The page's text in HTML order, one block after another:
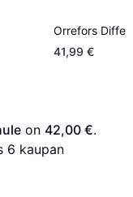
Orrefors
41,99 €
on 42,00 €.
6 kaupan